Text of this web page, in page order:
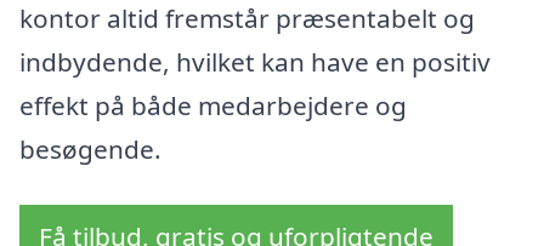
kontor altid fremstår præsentabelt og
indbydende, hvilket kan have en positiv
effekt på både medarbejdere og
besøgende.
Få tilbud, gratis og uforpligtende